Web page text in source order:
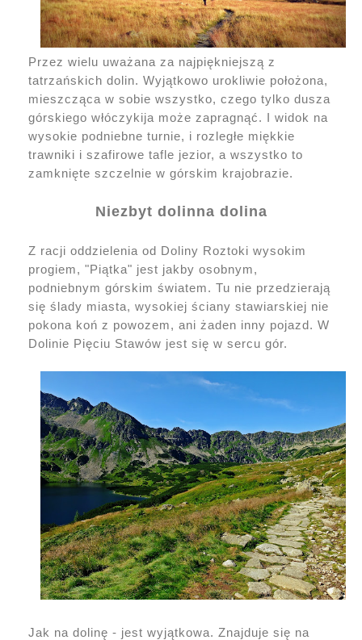
Przez wielu uważana za najpiękniejszą z
tatrzańskich dolin. Wyjątkowo urokliwie położona,
mieszcząca w sobie wszystko, czego tylko dusza
górskiego włóczykija może zapragnąć. I widok na
wysokie podniebne turnie, i rozległe miękkie
trawniki i szafirowe tafle jezior, a wszystko to
zamknięte szczelnie w górskim krajobrazie.
Niezbyt dolinna dolina
Z racji oddzielenia od Doliny Roztoki wysokim
progiem, "Piątka" jest jakby osobnym,
podniebnym górskim światem. Tu nie przedzierają
się ślady miasta, wysokiej ściany stawiarskiej nie
pokona koń z powozem, ani żaden inny pojazd. W
Dolinie Pięciu Stawów jest się w sercu gór.
Jak na dolinę - jest wyjątkowa. Znajduje się na